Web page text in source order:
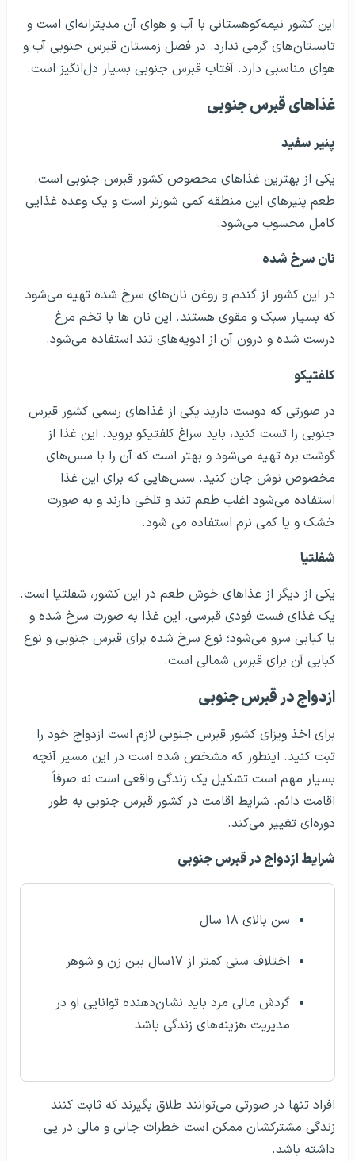
این کشور نیمه‌کوهستانی با آب و هوای آن مدیترانه‌ای است و
تابستان‌های گرمی ندارد. در فصل زمستان قبرس جنوبی آب و
هوای مناسبی دارد. آفتاب قبرس جنوبی بسیار دل‌انگیز است.
غذاهای قبرس جنوبی
پنیر سفید
یکی از بهترین غذاهای مخصوص کشور قبرس جنوبی است.
طعم پنیرهای این منطقه کمی شورتر است و یک وعده غذایی
کامل محسوب می‌شود.
نان سرخ شده
در این کشور از گندم و روغن نان‌های سرخ شده تهیه می‌شود
که بسیار سبک و مقوی هستند. این نان ها با تخم مرغ
درست شده و درون آن از ادویه‌های تند استفاده می‌شود.
کلفتیکو
در صورتی که دوست دارید یکی از غذاهای رسمی کشور قبرس
جنوبی را تست کنید، باید سراغ کلفتیکو بروید. این غذا از
گوشت بره تهیه می‌شود و بهتر است که آن را با سس‌های
مخصوص نوش جان کنید. سس‌هایی که برای این غذا
استفاده می‌شود اغلب طعم تند و تلخی دارند و به صورت
خشک و یا کمی نرم استفاده می شود.
شفلتیا
یکی از دیگر از غذاهای خوش طعم در این کشور، شفلتیا است.
یک غذای فست فودی قبرسی. این غذا به صورت سرخ شده و
یا کبابی سرو می‌شود؛ نوع سرخ شده برای قبرس جنوبی و نوع
کبابی آن برای قبرس شمالی است.
ازدواج در قبرس جنوبی
برای اخذ ویزای کشور قبرس جنوبی لازم است ازدواج خود را
ثبت کنید. اینطور که مشخص شده است در این مسیر آنچه
بسیار مهم است تشکیل یک زندگی واقعی است نه صرفاً
اقامت دائم. شرایط اقامت در کشور قبرس جنوبی به طور
دوره‌ای تغییر می‌کند.
شرایط ازدواج در قبرس جنوبی
سن بالای ۱۸ سال
اختلاف سنی کمتر از ۱۷سال بین زن و شوهر
گردش مالی مرد باید نشان‌دهنده توانایی او در
مدیریت هزینه‌های زندگی باشد
افراد تنها در صورتی می‌توانند طلاق بگیرند که ثابت کنند
زندگی مشترکشان ممکن است خطرات جانی و مالی در پی
داشته باشد.